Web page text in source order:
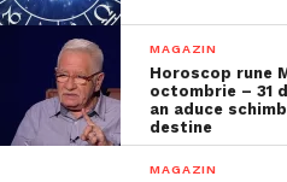
MAGAZIN
Horoscop rune
octombrie – 31
an aduce
destine
MAGAZIN